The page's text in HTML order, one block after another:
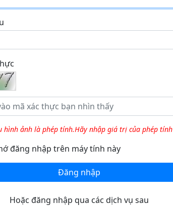
hình ảnh là phép tính.Hãy nhập giá trị của phép tính
đăng nhập trên máy tính này
Đăng nhập
Hoặc đăng nhập qua các dịch vụ sau